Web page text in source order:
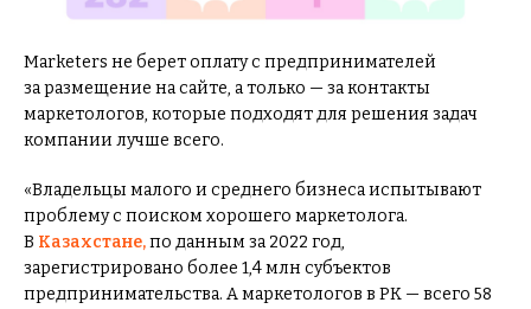
Marketers не берет оплату с предпринимателей
за размещение на сайте, а только — за контакты
маркетологов, которые подходят для решения задач
компании лучше всего.
«Владельцы малого и среднего бизнеса испытывают
проблему с поиском хорошего маркетолога.
В Казахстане,по данным за 2022 год,
зарегистрировано более 1,4 млн субъектов
предпринимательства. А маркетологов в РК — всего 58